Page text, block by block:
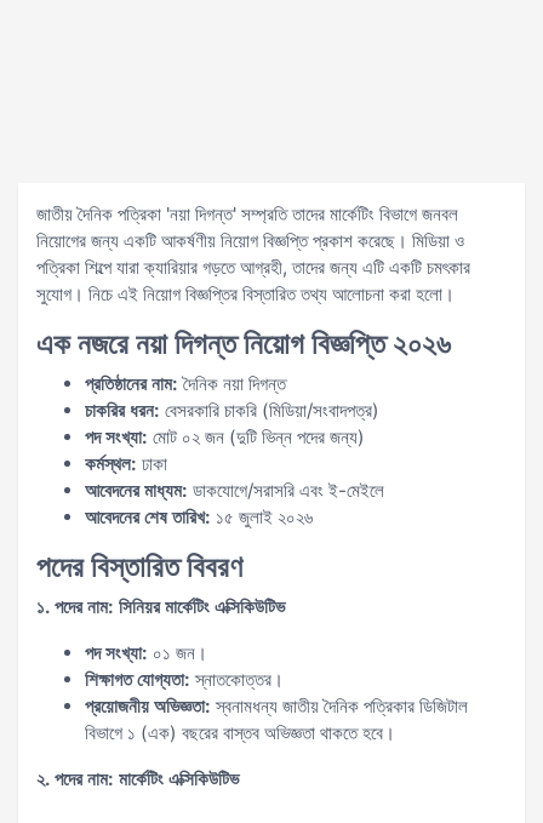
জাতীয় দৈনিক পত্রিকা 'নয়া দিগন্ত' সম্প্রতি তাদের মার্কেটিং বিভাগে জনবল
নিয়োগের জন্য একটি আকর্ষণীয় নিয়োগ বিজ্ঞপ্তি প্রকাশ করেছে। মিডিয়া ও
পত্রিকা শিল্পে যারা ক্যারিয়ার গড়তে আগ্রহী, তাদের জন্য এটি একটি চমৎকার
সুযোগ। নিচে এই নিয়োগ বিজ্ঞপ্তির বিস্তারিত তথ্য আলোচনা করা হলো।
এক নজরে নয়া দিগন্ত নিয়োগ বিজ্ঞপ্তি ২০২৬
প্রতিষ্ঠানের নাম: দৈনিক নয়া দিগন্ত
চাকরির ধরন: বেসরকারি চাকরি (মিডিয়া/সংবাদপত্র)
পদ সংখ্যা: মোট ০২ জন (দুটি ভিন্ন পদের জন্য)
কর্মস্থল: ঢাকা
আবেদনের মাধ্যম: ডাকযোগে/সরাসরি এবং ই-মেইলে
আবেদনের শেষ তারিখ: ১৫ জুলাই ২০২৬
পদের বিস্তারিত বিবরণ
১. পদের নাম: সিনিয়র মার্কেটিং এক্সিকিউটিভ
পদ সংখ্যা: ০১ জন।
শিক্ষাগত যোগ্যতা: স্নাতকোত্তর।
প্রয়োজনীয় অভিজ্ঞতা: স্বনামধন্য জাতীয় দৈনিক পত্রিকার ডিজিটাল
বিভাগে ১ (এক) বছরের বাস্তব অভিজ্ঞতা থাকতে হবে।
২. পদের নাম: মার্কেটিং এক্সিকিউটিভ